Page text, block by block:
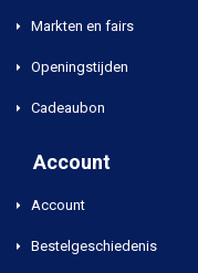
Markten en fairs
Openingstijden
Cadeaubon
Account
Account
Bestelgeschiedenis